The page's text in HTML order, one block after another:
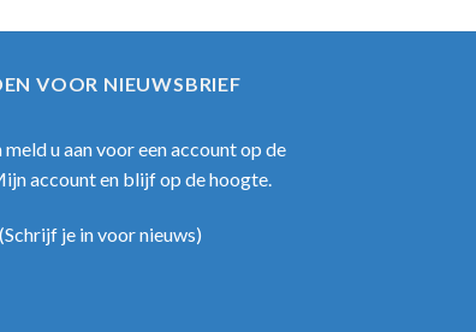
VOOR NIEUWSBRIEF
meld u aan voor een account op de
account en blijf op de hoogte.
(Schrijf je in voor nieuws)